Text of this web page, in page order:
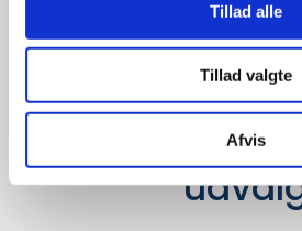
Tillad alle
Tillad valgte
Afvis
giver